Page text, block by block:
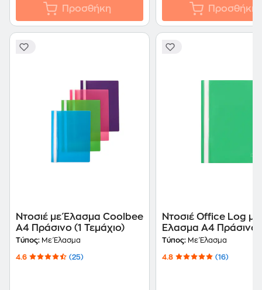
Προσθήκη Προσθήκη
Ντοσιέ με Έλασμα Coolbee
Α4 Πράσινο (1 Τεμάχιο)
Τύπος: Με Έλασμα
4.6 (25)
Ντοσιέ Office Log με
Έλασμα Α4 Πράσινο
Τεμάχια)
Τύπος: Με Έλασμα
4.8 (16)